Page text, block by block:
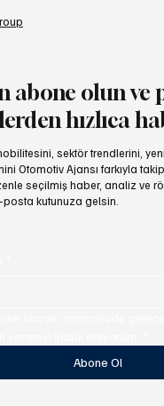
abone olun ve
hızlıca
sektör trendlerini,
Otomotiv Ajansı farkıyla
seçilmiş haber, analiz ve
kutunuza gelsin.
Abone Ol